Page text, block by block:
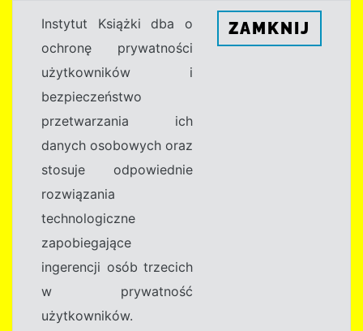
Instytut Książki dba o
ochronę prywatności
użytkowników i
bezpieczeństwo
przetwarzania ich
danych osobowych oraz
stosuje odpowiednie
rozwiązania
technologiczne
zapobiegające
ingerencji osób trzecich
w prywatność
użytkowników.
ZAMKNIJ